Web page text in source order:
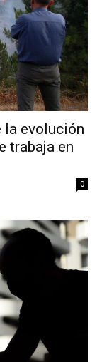
la evolución
trabaja en
0